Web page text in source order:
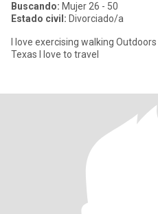
Buscando: Mujer 26 - 50
Estado civil: Divorciado/a
I love exercising walking
Texas I love to travel